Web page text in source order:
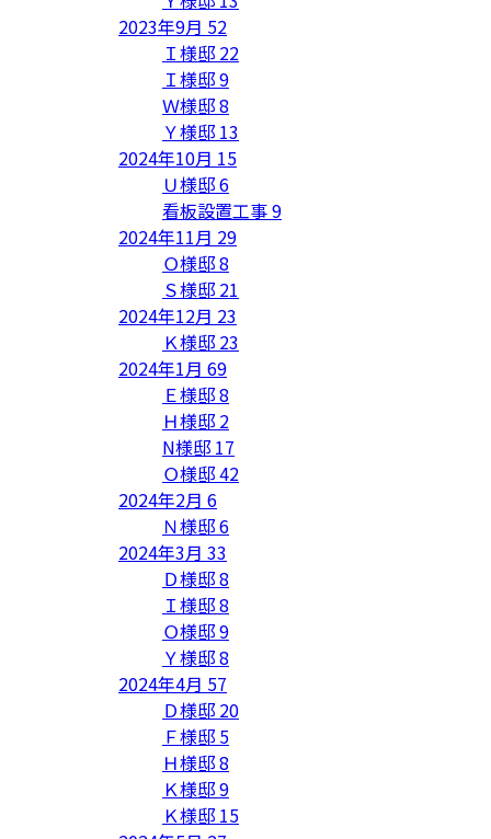
2023年9月 52
Ｉ様邸 22
Ｉ様邸9
Ｗ様邸8
Ｙ様邸 13
2024年10月 15
Ｕ様邸6
看板設置工事9
2024年11月 29
Ｏ様邸8
Ｓ様邸 21
2024年12月 23
Ｋ様邸 23
2024年1月 69
Ｅ様邸8
Ｈ様邸 2
N様邸 17
Ｏ様邸42
2024年2月 6
Ｎ様邸6
2024年3月 33
Ｄ様邸8
Ｉ様邸8
Ｏ様邸9
Ｙ様邸8
2024年4月 57
Ｄ様邸 20
Ｆ様邸 5
Ｈ様邸8
Ｋ様邸9
Ｋ様邸 15